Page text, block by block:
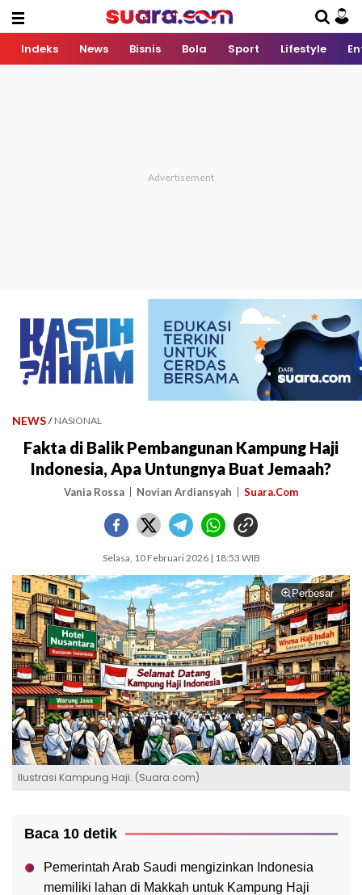
Indeks News Bisnis Bola Sport Lifestyle
NEWS / NASIONAL
Fakta di Balik Pembangunan Kampung Haji
Indonesia, Apa Untungnya Buat Jemaah?
Vania Rossa Novian Ardiansyah Suara.Com
Selasa, 10 Februari 2026 | 18:53 WIB
Perbesar
Ilustrasi Kampung Haji. (Suara.com)
Baca 10 detik
Pemerintah Arab Saudi mengizinkan Indonesia
memiliki lahan di Makkah untuk Kampung Haji